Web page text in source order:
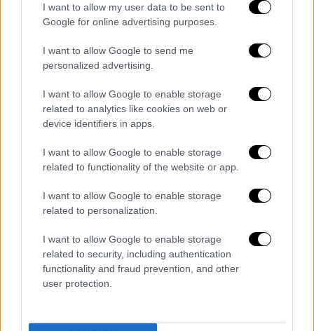
I want to allow my user data to be sent to
Google for online advertising purposes.
I want to allow Google to send me
personalized advertising.
I want to allow Google to enable storage
related to analytics like cookies on web or
device identifiers in apps.
I want to allow Google to enable storage
related to functionality of the website or app.
I want to allow Google to enable storage
related to personalization.
I want to allow Google to enable storage
related to security, including authentication
functionality and fraud prevention, and other
user protection.
«διεφθαρμένα», ότι μεταδίδουν «ψευδείς
ειδήσεις» ή ότι είναι ακόμη και «εχθροί του
λαού», αλλάσπάνια το έχει κάνει με τόσο
οργισμένο και προσωπικό τρόπο
φαινόταν να εξοργίζεται όσο η Γουέλκερ, η
οποία παρέμεινε ψύχραιμη και
επαγγελματίας παρά τις προσωπικές
επιθέσεις του Αμερικανού προέδρου.
Όταν ο Τραμπ επέμεινε – και πάλι, χωρίς
καμία απόδειξη – ότι η αργή καταμέτρηση
των ψήφων στην Καλιφόρνια υποδείκνυε
λέγοντας: «Μα κύριε, αυτό δεν αποτελεί
απόδειξη, και έτσι μετράνε τις ψήφους στην
Καλιφόρνια».